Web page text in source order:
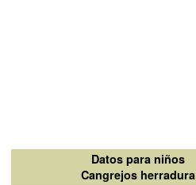
Datos para niños
Cangrejos herradura